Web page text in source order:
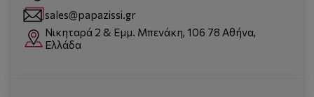
sales@papazissi.gr
Νικηταρά 2 & Εμμ. Μπενάκη, 106 78 Αθήνα,
Ελλάδα